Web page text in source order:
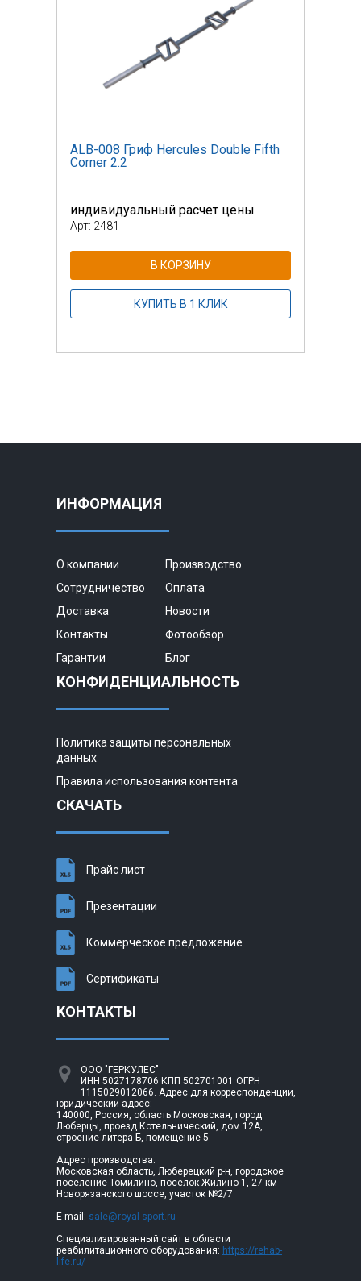
ALB-008 Гриф Hercules Double Fifth
Corner 2.2
индивидуальный расчет цены
Арт: 2481
В КОРЗИНУ
КУПИТЬ В 1 КЛИК
ИНФОРМАЦИЯ
О компании
Производство
Сотрудничество
Оплата
Доставка
Новости
Контакты
Фотообзор
Гарантии
Блог
КОНФИДЕНЦИАЛЬНОСТЬ
Политика защиты персональных
данных
Правила использования контента
СКАЧАТЬ
Прайс лист
Презентации
Коммерческое предложение
Сертификаты
КОНТАКТЫ
ООО "ГЕРКУЛЕС"
ИНН 5027178706 КПП 502701001 ОГРН
1115029012066. Адрес для корреспонденции,
юридический адрес:
140000, Россия, область Московская, город
Люберцы, проезд Котельнический, дом 12А,
строение литера Б, помещение 5
Адрес производства:
Московская область, Люберецкий р-н, городское
поселение Томилино, поселок Жилино-1, 27 км
Новорязанского шоссе, участок №2/7
E-mail: sale@royal-sport.ru
Специализированный сайт в области
реабилитационного оборудования: https://rehab-
life.ru/